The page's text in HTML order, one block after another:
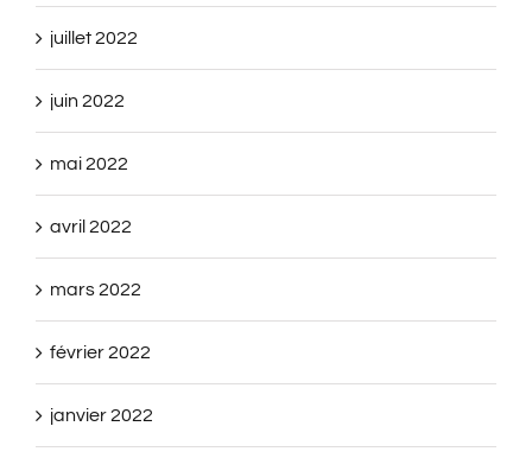
juillet 2022
juin 2022
mai 2022
avril 2022
mars 2022
février 2022
janvier 2022